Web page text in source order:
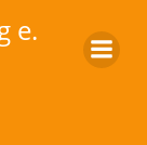
e.